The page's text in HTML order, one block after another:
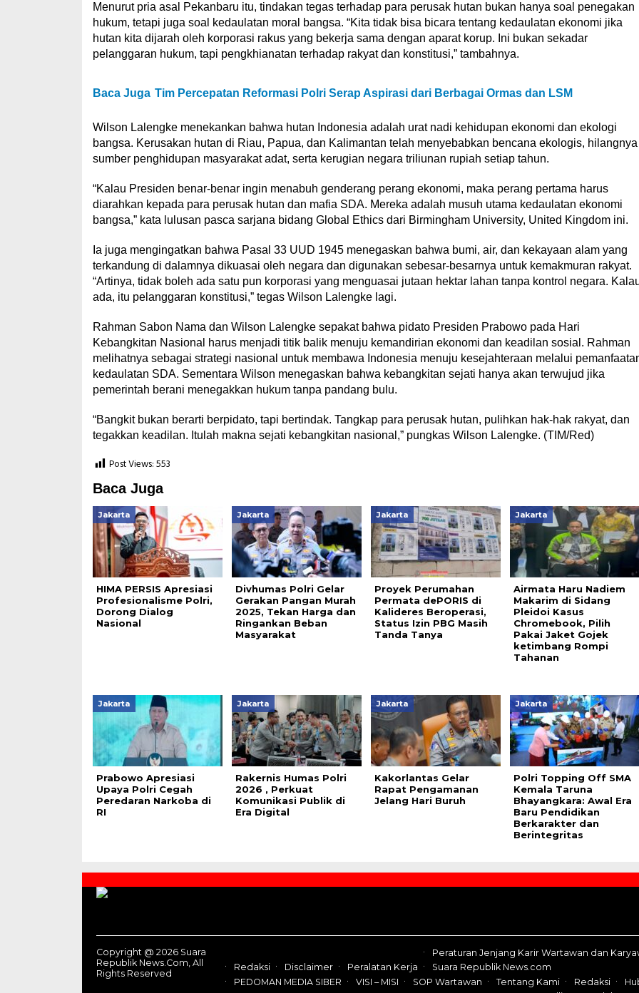
Menurut pria asal Pekanbaru itu, tindakan tegas terhadap para perusak hutan bukan hanya soal penegakan
hukum, tetapi juga soal kedaulatan moral bangsa. “Kita tidak bisa bicara tentang kedaulatan ekonomi jika
hutan kita dijarah oleh korporasi rakus yang bekerja sama dengan aparat korup. Ini bukan sekadar
pelanggaran hukum, tapi pengkhianatan terhadap rakyat dan konstitusi,” tambahnya.
Baca Juga Tim Percepatan Reformasi Polri Serap Aspirasi dari Berbagai Ormas dan LSM
Wilson Lalengke menekankan bahwa hutan Indonesia adalah urat nadi kehidupan ekonomi dan ekologi
bangsa. Kerusakan hutan di Riau, Papua, dan Kalimantan telah menyebabkan bencana ekologis, hilangnya
sumber penghidupan masyarakat adat, serta kerugian negara triliunan rupiah setiap tahun.
“Kalau Presiden benar-benar ingin menabuh genderang perang ekonomi, maka perang pertama harus
diarahkan kepada para perusak hutan dan mafia SDA. Mereka adalah musuh utama kedaulatan ekonomi
bangsa,” kata lulusan pasca sarjana bidang Global Ethics dari Birmingham University, United Kingdom ini.
Ia juga mengingatkan bahwa Pasal 33 UUD 1945 menegaskan bahwa bumi, air, dan kekayaan alam yang
terkandung di dalamnya dikuasai oleh negara dan digunakan sebesar-besarnya untuk kemakmuran rakyat.
“Artinya, tidak boleh ada satu pun korporasi yang menguasai jutaan hektar lahan tanpa kontrol negara.
ada, itu pelanggaran konstitusi,” tegas Wilson Lalengke lagi.
Rahman Sabon Nama dan Wilson Lalengke sepakat bahwa pidato Presiden Prabowo pada Hari
Kebangkitan Nasional harus menjadi titik balik menuju kemandirian ekonomi dan keadilan sosial. Rahman
melihatnya sebagai strategi nasional untuk membawa Indonesia menuju kesejahteraan melalui
kedaulatan SDA. Sementara Wilson menegaskan bahwa kebangkitan sejati hanya akan terwujud jika
pemerintah berani menegakkan hukum tanpa pandang bulu.
“Bangkit bukan berarti berpidato, tapi bertindak. Tangkap para perusak hutan, pulihkan hak-hak rakyat, dan
tegakkan keadilan. Itulah makna sejati kebangkitan nasional,” pungkas Wilson Lalengke. (TIM/Red)
Post Views:553
Baca Juga
Jakarta
HIMA PERSIS Apresiasi
Profesionalisme Polri,
Dorong Dialog
Nasional
Jakarta
Divhumas Polri Gelar
Gerakan Pangan Murah
2025, Tekan Harga dan
Ringankan Beban
Masyarakat
Jakarta
Proyek Perumahan
Permata dePORIS di
Kalideres Beroperasi,
Status Izin PBG Masih
Tanda Tanya
Jakarta
Airmata Haru Nadiem
Makarim di Sidang
Pleidoi Kasus
Chromebook, Pilih
Pakai Jaket Gojek
ketimbang Rompi
Tahanan
Jakarta
Prabowo Apresiasi
Upaya Polri Cegah
Peredaran Narkoba di
RI
Jakarta
Rakernis Humas Polri
2026 , Perkuat
Komunikasi Publik di
Era Digital
Jakarta
Kakorlantas Gelar
Rapat Pengamanan
Jelang Hari Buruh
Jakarta
Polri Topping Off SMA
Kemala Taruna
Bhayangkara: Awal Era
Baru Pendidikan
Berkarakter dan
Berintegritas
Copyright @ 2026 Suara
Republik News.Com, All
Rights Reserved
Redaksi Disclaimer Peralatan Kerja
Peraturan Jenjang Karir Wartawan dan
Suara Republik News.com
PEDOMAN MEDIA SIBER
VISI – MISI SOP Wartawan Tentang Kami Redaksi